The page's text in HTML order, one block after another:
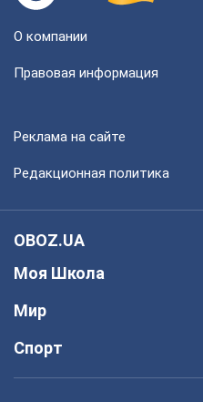
О компании
Правовая информация
Реклама на сайте
Редакционная политика
OBOZ.UA
Моя Школа
Мир
Спорт